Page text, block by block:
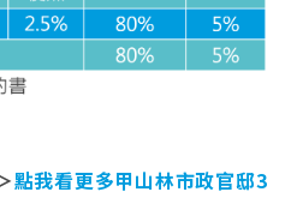
點我看更多甲山林市政官邸3